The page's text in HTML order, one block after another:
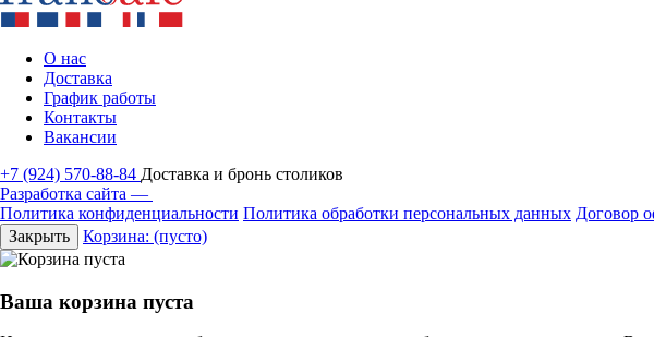
О нас
Доставка
График работы
Контакты
Вакансии
+7 (924) 570-88-84 Доставка и бронь столиков
Разработка сайта —
Политика конфиденциальности Политика обработки персональных данных Договор
Закрыть
Корзина: (пусто)
Ваша корзина пуста